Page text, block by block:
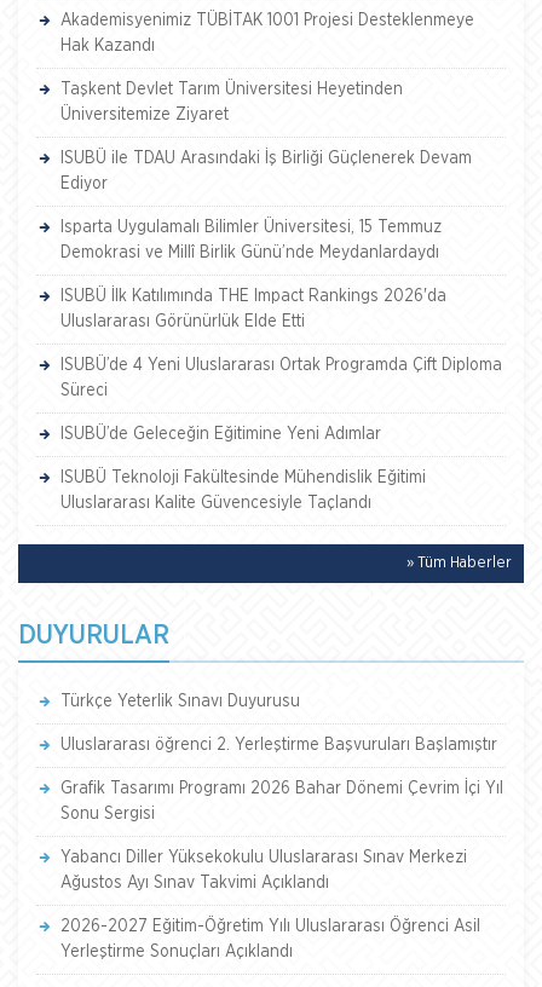
Akademisyenimiz TÜBİTAK 1001 Projesi Desteklenmeye
Hak Kazandı
Taşkent Devlet Tarım Üniversitesi Heyetinden
Üniversitemize Ziyaret
ISUBÜ ile TDAU Arasındaki İş Birliği Güçlenerek Devam
Ediyor
Isparta Uygulamalı Bilimler Üniversitesi, 15 Temmuz
Demokrasi ve Millî Birlik Günü’nde Meydanlardaydı
ISUBÜ İlk Katılımında THE Impact Rankings 2026'da
Uluslararası Görünürlük Elde Etti
ISUBÜ’de 4 Yeni Uluslararası Ortak Programda Çift Diploma
Süreci
ISUBÜ’de Geleceğin Eğitimine Yeni Adımlar
ISUBÜ Teknoloji Fakültesinde Mühendislik Eğitimi
Uluslararası Kalite Güvencesiyle Taçlandı
» Tüm Haberler
DUYURULAR
Türkçe Yeterlik Sınavı Duyurusu
Uluslararası öğrenci 2. Yerleştirme Başvuruları Başlamıştır
Grafik Tasarımı Programı 2026 Bahar Dönemi Çevrim İçi Yıl
Sonu Sergisi
Yabancı Diller Yüksekokulu Uluslararası Sınav Merkezi
Ağustos Ayı Sınav Takvimi Açıklandı
2026-2027 Eğitim-Öğretim Yılı Uluslararası Öğrenci Asil
Yerleştirme Sonuçları Açıklandı